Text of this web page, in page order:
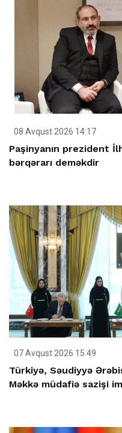
08 Avqust 2026 14:17
Paşinyanın prezident
bərqərarı deməkdir
07 Avqust 2026 15:49
Türkiyə, Səudiyyə
Məkkə müdafiə sazişi